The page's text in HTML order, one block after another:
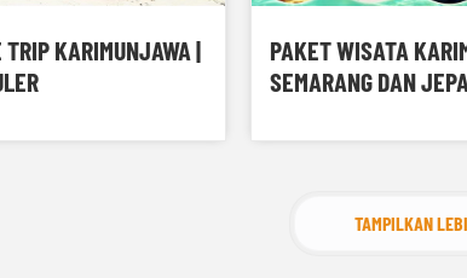
KARIMUNJAWA |
PAKET WISATA
SEMARANG DAN
TAMPILKAN